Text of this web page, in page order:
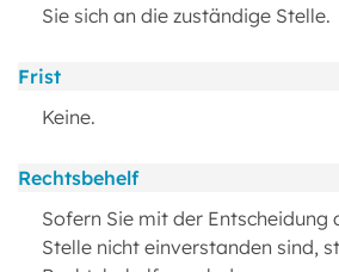
Sie sich an die zuständige Stelle.
Frist
Keine.
Rechtsbehelf
Sofern Sie mit der Entscheidung
Stelle nicht einverstanden sind,